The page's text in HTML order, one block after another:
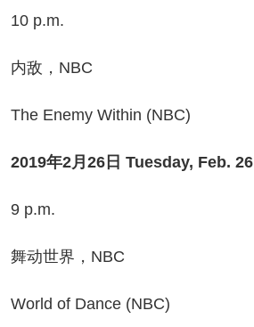
p.m.
，NBC
Enemy Within (NBC)
2019年2月26日 Tuesday, Feb. 26
世界，NBC
of Dance (NBC)